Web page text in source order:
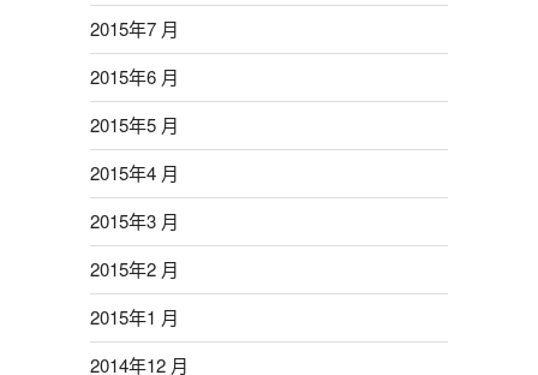
2015年7 月
2015年6 月
2015年5 月
2015年4 月
2015年3 月
2015年2 月
2015年1 月
2014年12 月